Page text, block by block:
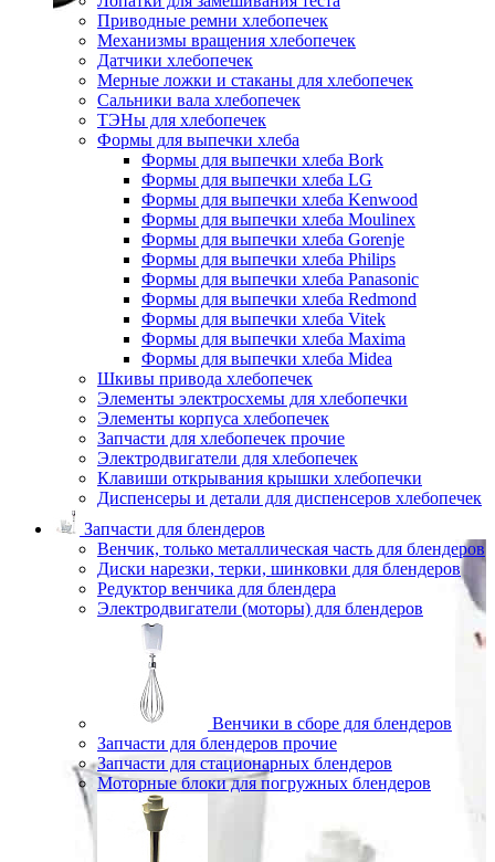
Приводные ремни хлебопечек
Механизмы вращения хлебопечек
Датчики хлебопечек
Мерные ложки и стаканы для хлебопечек
Сальники вала хлебопечек
ТЭНы для хлебопечек
Формы для выпечки хлеба
Формы для выпечки хлеба Bork
Формы для выпечки хлеба LG
Формы для выпечки хлеба Kenwood
Формы для выпечки хлеба Moulinex
Формы для выпечки хлеба Gorenje
Формы для выпечки хлеба Philips
Формы для выпечки хлеба Panasonic
Формы для выпечки хлеба Redmond
Формы для выпечки хлеба Vitek
Формы для выпечки хлеба Maxima
Формы для выпечки хлеба Midea
Шкивы привода хлебопечек
Элементы электросхемы для хлебопечки
Элементы корпуса хлебопечек
Запчасти для хлебопечек прочие
Электродвигатели для хлебопечек
Клавиши открывания крышки хлебопечки
Диспенсеры и детали для диспенсеров хлебопечек
Запчасти для блендеров
Венчик, только металлическая часть для блендеров
Диски нарезки, терки, шинковки для блендеров
Редуктор венчика для блендера
Электродвигатели (моторы) для блендеров
Венчики в сборе для блендеров
Запчасти для блендеров прочие
Запчасти для стационарных блендеров
Моторные блоки для погружных блендеров